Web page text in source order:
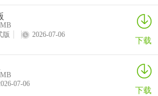
持32位Excel 2003、Excel 2007、Excel
且可以通过自动更新功能帮助用户方便的
能。Excel Home开发团队将持续不断地
版
2026-07-06 下载
07-06 下载